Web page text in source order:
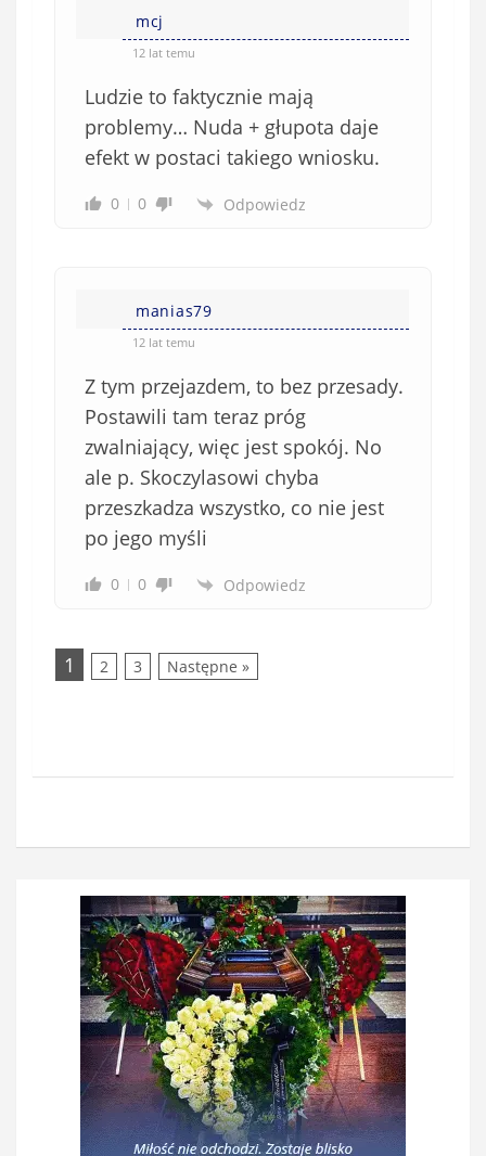
mcj
12 lat temu
Ludzie to faktycznie mają
problemy… Nuda + głupota daje
efekt w postaci takiego wniosku.
0 0 Odpowiedz
manias79
12 lat temu
Z tym przejazdem, to bez przesady.
Postawili tam teraz próg
zwalniający, więc jest spokój. No
ale p. Skoczylasowi chyba
przeszkadza wszystko, co nie jest
po jego myśli
0 0 Odpowiedz
1 2 3 Następne »